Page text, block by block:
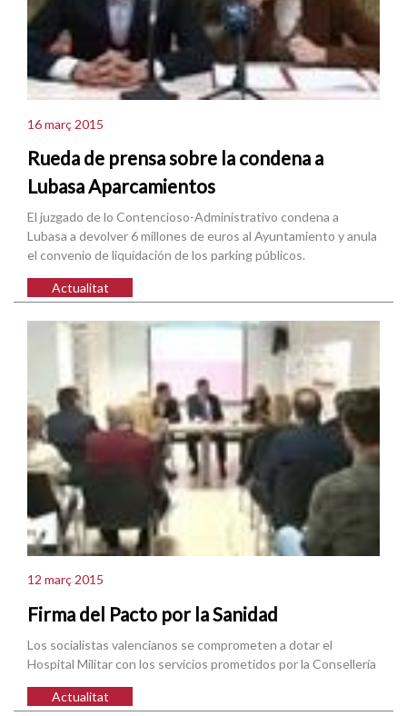
16 març 2015
Rueda de prensa sobre la condena a
Lubasa Aparcamientos
El juzgado de lo Contencioso-Administrativo condena a
Lubasa a devolver 6 millones de euros al Ayuntamiento y anula
el convenio de liquidación de los parking públicos.
Actualitat
12 març 2015
Firma del Pacto por la Sanidad
Los socialistas valencianos se comprometen a dotar el
Hospital Militar con los servicios prometidos por la Consellería
Actualitat